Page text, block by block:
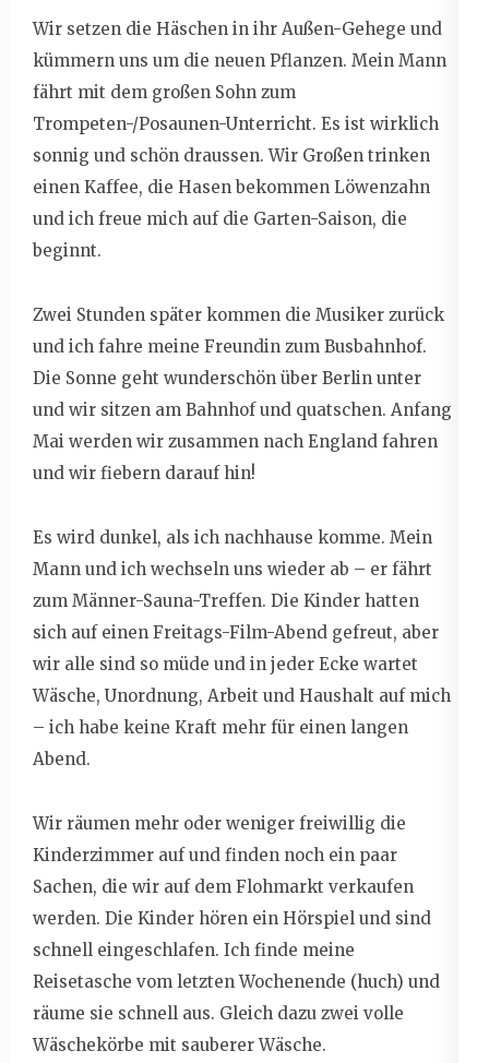
Wir setzen die Häschen in ihr Außen-Gehege und
kümmern uns um die neuen Pflanzen. Mein Mann
fährt mit dem großen Sohn zum
Trompeten-/Posaunen-Unterricht. Es ist wirklich
sonnig und schön draussen. Wir Großen trinken
einen Kaffee, die Hasen bekommen Löwenzahn
und ich freue mich auf die Garten-Saison, die
beginnt.
Zwei Stunden später kommen die Musiker zurück
und ich fahre meine Freundin zum Busbahnhof.
Die Sonne geht wunderschön über Berlin unter
und wir sitzen am Bahnhof und quatschen. Anfang
Mai werden wir zusammen nach England fahren
und wir fiebern darauf hin!
Es wird dunkel, als ich nachhause komme. Mein
Mann und ich wechseln uns wieder ab – er fährt
zum Männer-Sauna-Treffen. Die Kinder hatten
sich auf einen Freitags-Film-Abend gefreut, aber
wir alle sind so müde und in jeder Ecke wartet
Wäsche, Unordnung, Arbeit und Haushalt auf mich
– ich habe keine Kraft mehr für einen langen
Abend.
Wir räumen mehr oder weniger freiwillig die
Kinderzimmer auf und finden noch ein paar
Sachen, die wir auf dem Flohmarkt verkaufen
werden. Die Kinder hören ein Hörspiel und sind
schnell eingeschlafen. Ich finde meine
Reisetasche vom letzten Wochenende (huch) und
räume sie schnell aus. Gleich dazu zwei volle
Wäschekörbe mit sauberer Wäsche.